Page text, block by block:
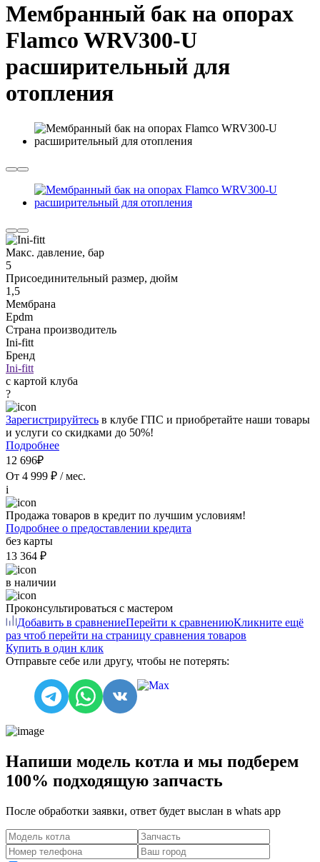
Мембранный бак на опорах
Flamco WRV300-U
расширительный для
отопления
Макс. давление, бар
5
Присоединительный размер, дюйм
1,5
Мембрана
Epdm
Страна производитель
Ini-fitt
Бренд
Ini-fitt
с картой клуба
?
Зарегистрируйтесь в клубе ГПС и приобретайте наши товары
и услуги со скидками до 50%!
Подробнее
12 696₽
От 4 999 ₽ / мес.
i
Продажа товаров в кредит по лучшим условиям!
Подробнее о предоставлении кредита
без карты
13 364 ₽
в наличии
Проконсультироваться с мастером
Добавить в сравнениеПерейти к сравнениюКликните ещё
раз чтоб перейти на страницу сравнения товаров
Купить в один клик
Отправьте себе или другу, чтобы не потерять:
Напиши модель котла и мы подберем
100% подходящую запчасть
После обработки заявки, ответ будет выслан в whats app